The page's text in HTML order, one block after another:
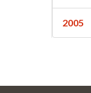
2005